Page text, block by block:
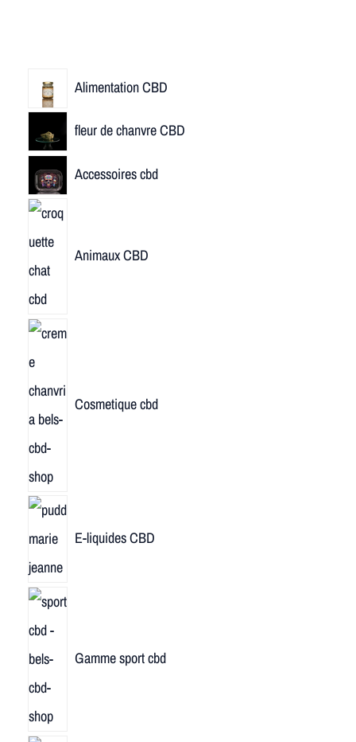
Alimentation CBD
fleur de chanvre CBD
Accessoires cbd
Animaux CBD
Cosmetique cbd
E-liquides CBD
Gamme sport cbd